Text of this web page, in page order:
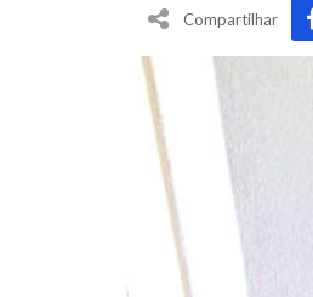
Compartilhar